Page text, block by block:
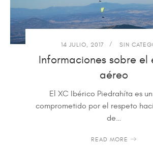
14 JULIO, 2017 SIN
Informaciones sobre el
aéreo
El XC Ibérico Piedrahíta es
comprometido por el respeto
de…
READ MORE